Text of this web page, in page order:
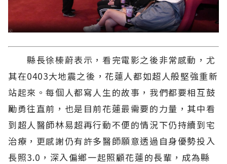
縣長徐榛蔚表示，看完電影之後非常感動，尤
其在0403大地震之後，花蓮人都如超人般堅強重新
站起來。每個人都寫人生的故事，我們都要相互鼓
勵勇往直前，也是目前花蓮最需要的力量，其中看
到超人醫師林易超再行動不便的情況下仍持續到宅
治療，更感謝仍有許多醫師願意透過自身優勢投入
長照3.0，深入偏鄉一起照顧花蓮的長輩，成為縣